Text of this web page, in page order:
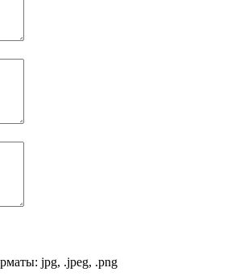
jpg, .jpeg, .png